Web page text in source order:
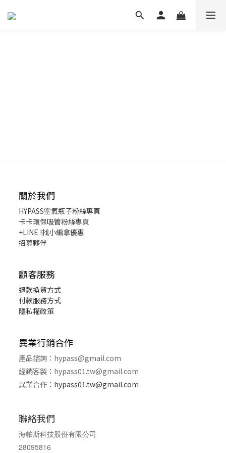
關於我們
HYPASS空氣瓶子粉絲專頁
卡卡環保吸管粉絲專頁
+LINE !找小編拿優惠
招募夥伴
顧客服務
退款換貨方式
付款服務方式
隱私權政策
異業行銷合作
產品諮詢： hypass@gmail.com
經銷客製 ： hypass01.tw@gmail.com
異業合作 ： hypass01.tw@gmail.com
聯絡我們
海帕斯科技股份有限公司
28095816